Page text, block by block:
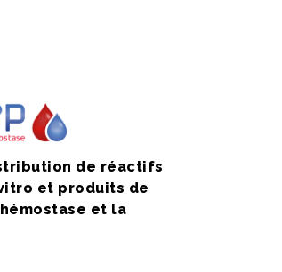
de réactifs
et produits de
et la